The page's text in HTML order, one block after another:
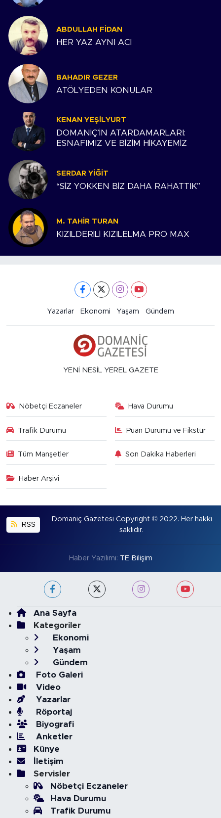
ABDULLAH FIDAN
HER YAZ AYNI ACI
BAHADIR GEZER
ATÖLYEDEN KONULAR
KENAN YEŞILYURT
DOMANİÇ’İN ATARDAMARLARI:
ESNAFIMIZ VE BİZİM HİKAYEMİZ
SERDAR YIĞIT
“SİZ YOKKEN BİZ DAHA RAHATTIK”
M. TAHIR TURAN
KIZILDERİLİ KIZILELMA PRO MAX
Yazarlar Ekonomi Yaşam Gündem
YENİ NESİL YEREL GAZETE
Nöbetçi Eczaneler Hava Durumu
Trafik Durumu Puan Durumu ve Fikstür
Tüm Manşetler Son Dakika Haberleri
Haber Arşivi
RSS
Domaniç Gazetesi Copyright © 2022. Her hakkı
saklıdır.
Haber Yazılımı: TE Bilişim
Ana Sayfa
Kategoriler
Ekonomi
Yaşam
Gündem
Foto Galeri
Video
Yazarlar
Röportaj
Biyografi
Anketler
Künye
İletişim
Servisler
Nöbetçi Eczaneler
Hava Durumu
Trafik Durumu